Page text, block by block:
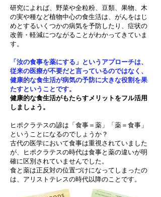
研究によれば、野菜や全粒粉、豆類、果物、木
の実や種など植物中心の食生活は、がんをはじ
めとするいくつかの病気を予防したり、症状の
改善・軽減につながることがわかってきていま
す。
「汝の食事を薬にする」というアプローチは、
従来の医療が不要だと言っているのではなく、
健康的な食生活が病気の予防に大きな役割を果
たすということです。
健康的な食生活がもたらすメリットをフル活用
しましょう。
ヒポクラテスの諺は「食事＝薬」「薬＝食事」
ということになるのでしょうか？
古代の医学において食事は重視されていました
が、ヒポクラテスの時代は食事と薬の違いが明
確に区別されていませんでした。
食と薬は正反対の位置づけになってしまったの
は、アリストテレスの時代以降のことです。